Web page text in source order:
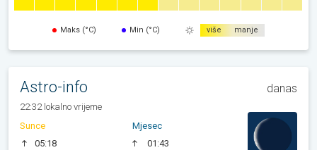
Maks (°C) Min (°C) više manje
Astro-info danas
22:32 lokalno vrijeme
Sunce
05:18
Mjesec
01:43